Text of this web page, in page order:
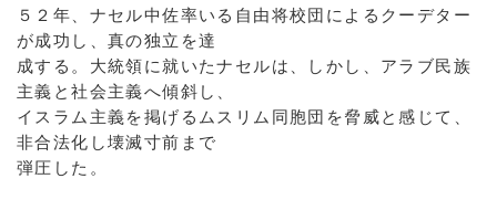
５２年、ナセル中佐率いる自由将校団によるクーデター
が成功し、真の独立を達
成する。大統領に就いたナセルは、しかし、アラブ民族
主義と社会主義へ傾斜し、
イスラム主義を掲げるムスリム同胞団を脅威と感じて、
非合法化し壊滅寸前まで
弾圧した。